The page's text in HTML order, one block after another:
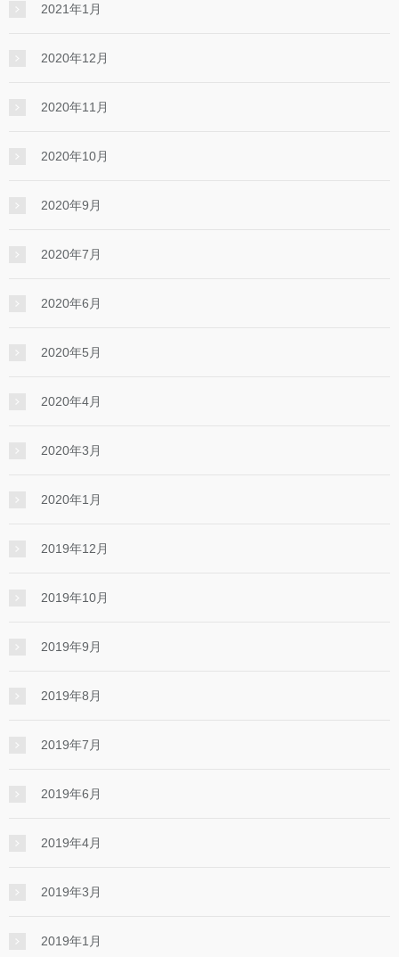
2021年1月
2020年12月
2020年11月
2020年10月
2020年9月
2020年7月
2020年6月
2020年5月
2020年4月
2020年3月
2020年1月
2019年12月
2019年10月
2019年9月
2019年8月
2019年7月
2019年6月
2019年4月
2019年3月
2019年1月